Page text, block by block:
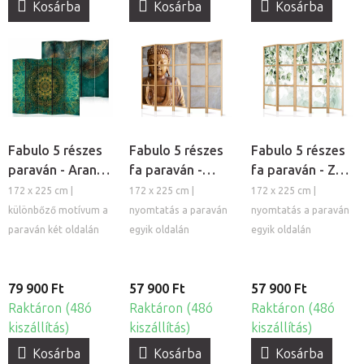
Kosárba
Kosárba
Kosárba
Fabulo 5 részes
paraván - Arany
mandala / Arany
levelek
172 x 225 cm |
különbőző motívum a
paraván két oldalán
79 900 Ft
Raktáron (48ó
kiszállítás)
Kosárba
Fabulo 5 részes
fa paraván -
Buddha
172 x 225 cm |
nyomtatás a paraván
egyik oldalán
57 900 Ft
Raktáron (48ó
kiszállítás)
Kosárba
Fabulo 5 részes
fa paraván - Zöld
levelek
172 x 225 cm |
nyomtatás a paraván
egyik oldalán
57 900 Ft
Raktáron (48ó
kiszállítás)
Kosárba